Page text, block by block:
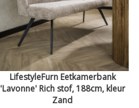
LifestyleFurn Eetkamerbank
'Lavonne' Rich stof, 188cm, kleur
Zand